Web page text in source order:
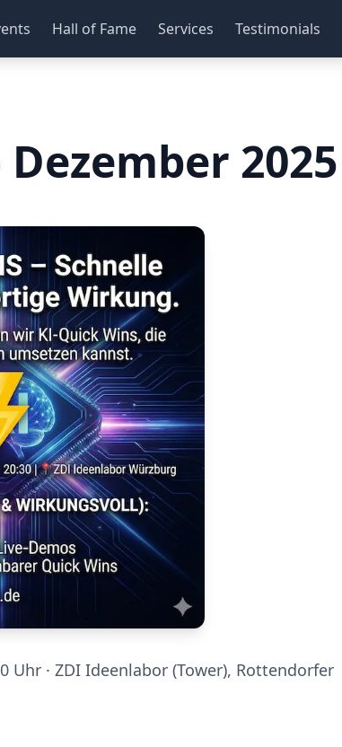
Hall of Fame Services Testimonials
Dezember 2025
Uhr · ZDI Ideenlabor (Tower), Rottendorfer